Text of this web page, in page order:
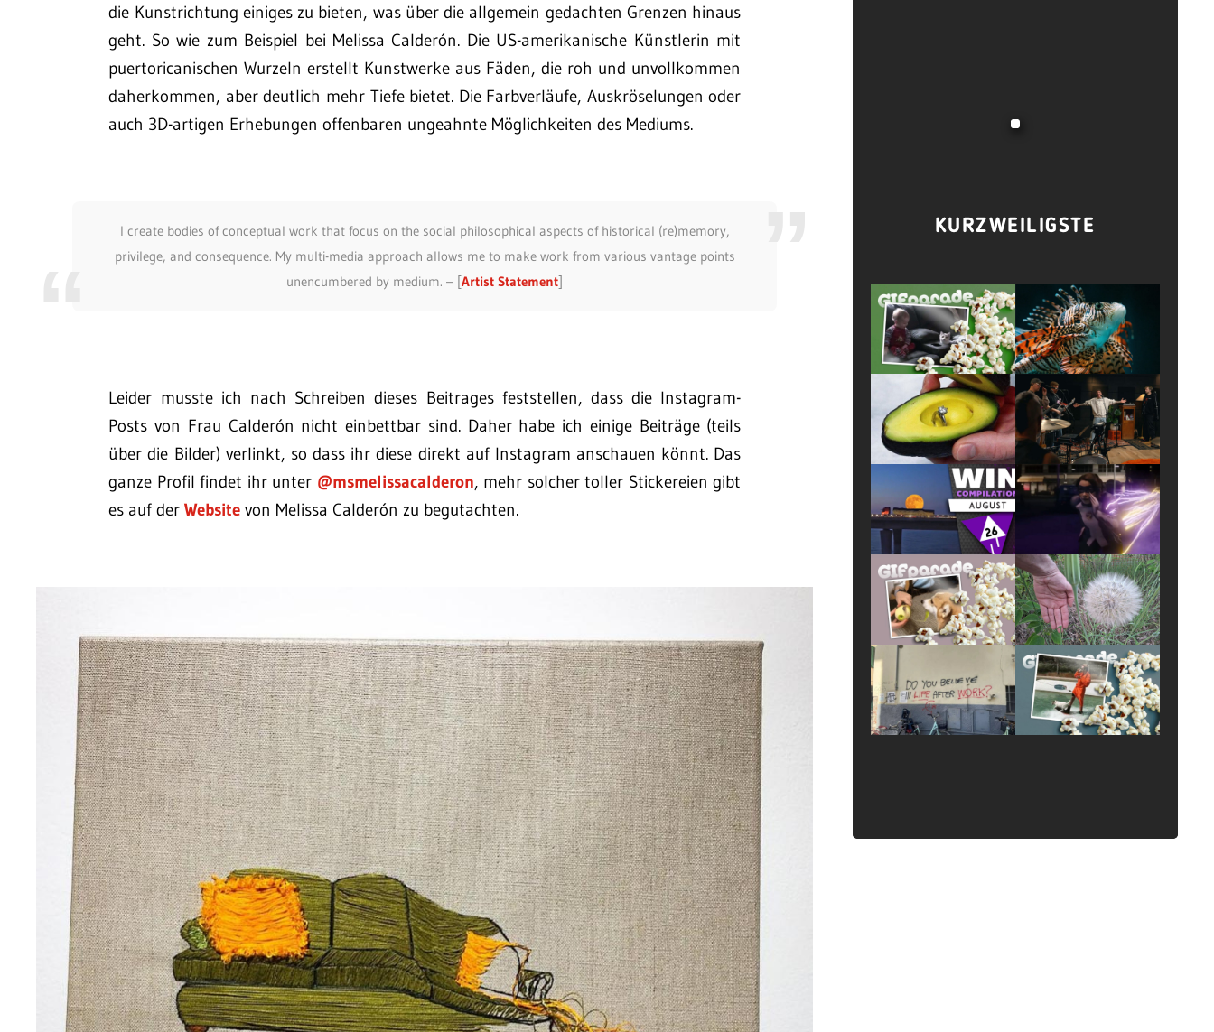
die Kunstrichtung einiges zu bieten, was über die allgemein gedachten Grenzen hinaus
geht. So wie zum Beispiel bei Melissa Calderón. Die US-amerikanische Künstlerin mit
puertoricanischen Wurzeln erstellt Kunstwerke aus Fäden, die roh und unvollkommen
daherkommen, aber deutlich mehr Tiefe bietet. Die Farbverläufe, Auskröselungen oder
auch 3D-artigen Erhebungen offenbaren ungeahnte Möglichkeiten des Mediums.
I create bodies of conceptual work that focus on the social philosophical aspects of historical (re)memory,
privilege, and consequence. My multi-media approach allows me to make work from various vantage points
unencumbered by medium. – [Artist Statement]
Leider musste ich nach Schreiben dieses Beitrages feststellen, dass die Instagram-
Posts von Frau Calderón nicht einbettbar sind. Daher habe ich einige Beiträge (teils
über die Bilder) verlinkt, so dass ihr diese direkt auf Instagram anschauen könnt. Das
ganze Profil findet ihr unter @msmelissacalderon, mehr solcher toller Stickereien gibt
es auf derWebsite von Melissa Calderón zu begutachten.
KURZWEILIGSTE